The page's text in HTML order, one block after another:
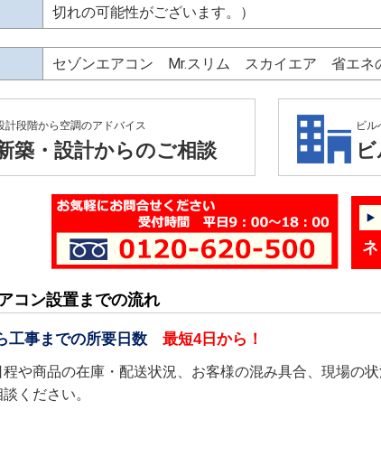
切れの可能性がございます。）
セゾンエアコン Mr.スリム スカイエア 省エ
計段階から空調のアドバイス
築・設計からのご相談
ビ
コン設置までの流れ
工事までの所要日数 最短4日から！
や商品の在庫・配送状況、お客様の混み具合、現場の
ください。